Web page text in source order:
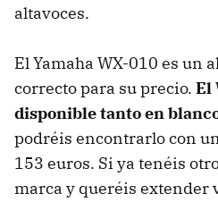
altavoces.
El Yamaha WX-010 es un
correcto para su precio. El
disponible tanto en
podréis encontrarlo con
153 euros. Si ya tenéis
marca y queréis extender